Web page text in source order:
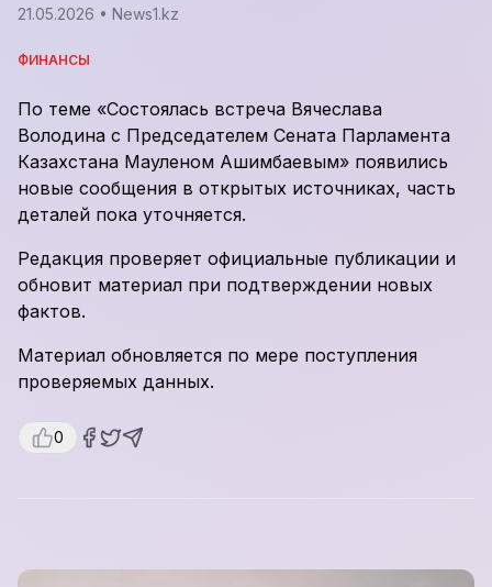
21.05.2026 • News1.kz
ФИНАНСЫ
По теме «Состоялась встреча Вячеслава
Володина с Председателем Сената Парламента
Казахстана Мауленом Ашимбаевым» появились
новые сообщения в открытых источниках, часть
деталей пока уточняется.
Редакция проверяет официальные публикации и
обновит материал при подтверждении новых
фактов.
Материал обновляется по мере поступления
проверяемых данных.
0